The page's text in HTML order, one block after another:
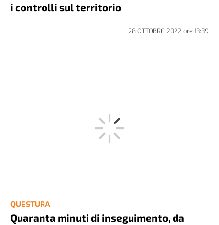
i controlli sul territorio
28 OTTOBRE 2022 ore 13:39
QUESTURA
Quaranta minuti di inseguimento, da